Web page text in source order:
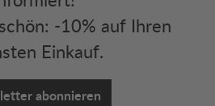
-10% auf Ihren
Einkauf.
abonnieren